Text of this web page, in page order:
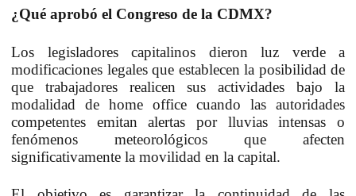
¿Qué aprobó el Congreso de la CDMX?
Los legisladores capitalinos dieron luz verde a
modificaciones legales que establecen la posibilidad de
que trabajadores realicen sus actividades bajo la
modalidad de home office cuando las autoridades
competentes emitan alertas por lluvias intensas o
fenómenos meteorológicos que afecten
significativamente la movilidad en la capital.